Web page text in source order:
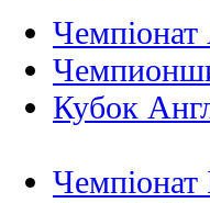
Чемпіонат
Кубок
Чемпіонат